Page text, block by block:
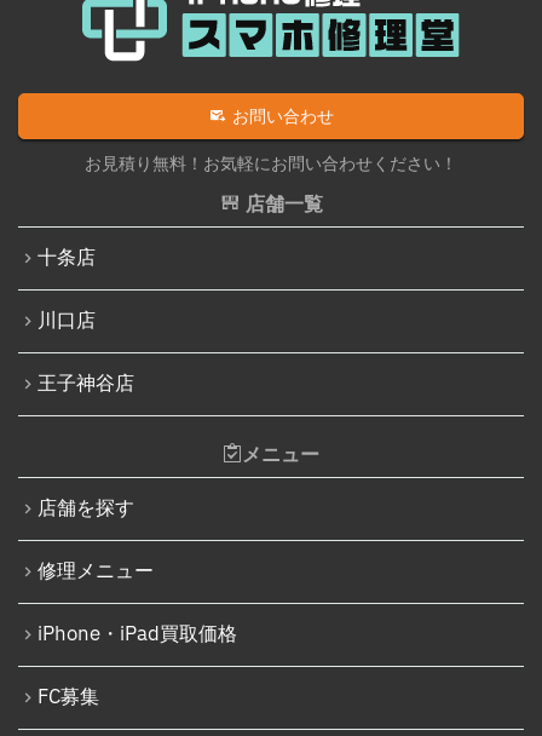
お問い合わせ
お見積り無料！お気軽にお問い合わせください！
店舗一覧
十条店
川口店
王子神谷店
メニュー
店舗を探す
修理メニュー
iPhone・iPad買取価格
FC募集